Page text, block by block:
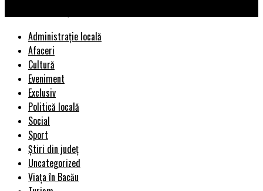
Administrație locală
Afaceri
Cultură
Eveniment
Exclusiv
Politică locală
Social
Sport
Știri din județ
Uncategorized
Viața în Bacău